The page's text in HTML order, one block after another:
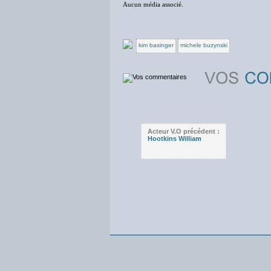
Aucun média associé.
kim basinger michele buzynski
Acteur V.O précédent :
Hootkins William